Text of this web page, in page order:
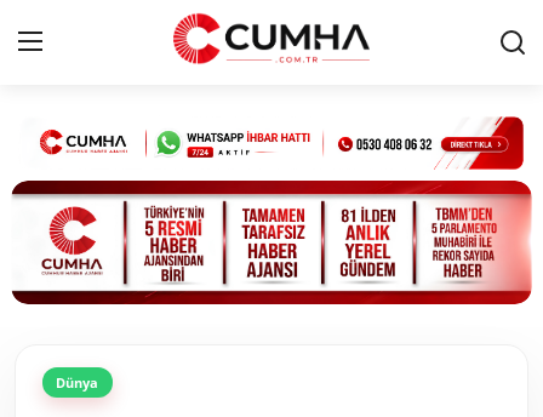
Kurumsal
Cumhurbaşkanlığı
Bakanlıklar
Siyasi Partiler
Dünya